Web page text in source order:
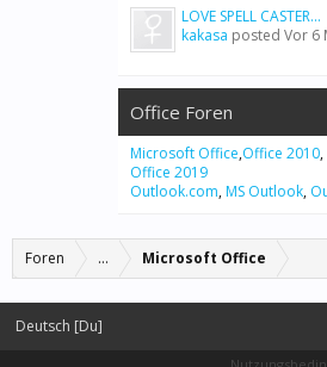
LOVE SPELL CASTER...
kakasa posted Vor 6
Office Foren
Microsoft Office,Office 2010,
Office 2019
Outlook.com, MS Outlook,
Foren ... Microsoft Office
Deutsch [Du]